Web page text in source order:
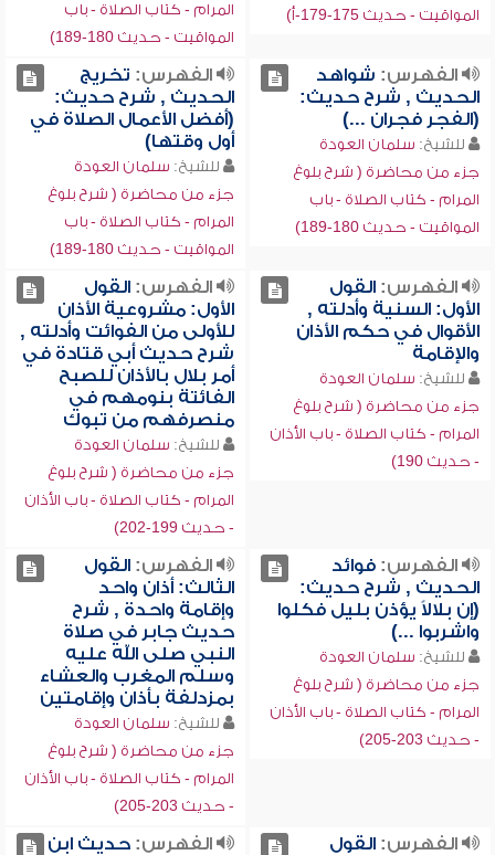
المواقيت - حديث 175-179-أ)
المرام - كتاب الصلاة - باب
المواقيت - حديث 180-189)
الفهرس: شواهد
الحديث , شرح حديث:
(الفجر فجران ...)
للشيخ: سلمان العودة
جزء من محاضرة ( شرح بلوغ
المرام - كتاب الصلاة - باب
المواقيت - حديث 180-189)
الفهرس: تخريج
الحديث , شرح حديث:
(أفضل الأعمال الصلاة في
أول وقتها)
للشيخ: سلمان العودة
جزء من محاضرة ( شرح بلوغ
المرام - كتاب الصلاة - باب
المواقيت - حديث 180-189)
الفهرس:القول
الأول: السنية وأدلته ,
الأقوال في حكم الأذان
والإقامة
للشيخ: سلمان العودة
جزء من محاضرة ( شرح بلوغ
المرام - كتاب الصلاة - باب الأذان
- حديث 190)
الفهرس:القول
الأول: مشروعية الأذان
للأولى من الفوائت وأدلته ,
شرح حديث أبي قتادة في
أمر بلال بالأذان للصبح
الفائتة بنومهم في
منصرفهم من تبوك
للشيخ: سلمان العودة
جزء من محاضرة ( شرح بلوغ
المرام - كتاب الصلاة - باب الأذان
- حديث 199-202)
الفهرس:فوائد
الحديث , شرح حديث:
(إن بلالاً يؤذن بليل فكلوا
واشربوا ...)
للشيخ: سلمان العودة
جزء من محاضرة ( شرح بلوغ
المرام - كتاب الصلاة - باب الأذان
- حديث 203-205)
الفهرس:القول
الثالث: أذان واحد
وإقامة واحدة , شرح
حديث جابر في صلاة
النبي صلى الله عليه
وسلم المغرب والعشاء
بمزدلفة بأذان وإقامتين
للشيخ: سلمان العودة
جزء من محاضرة ( شرح بلوغ
المرام - كتاب الصلاة - باب الأذان
- حديث 203-205)
الفهرس:القول
الفهرس:حديث ابن